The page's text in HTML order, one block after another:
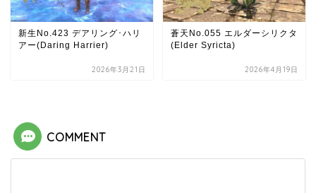
新生No.423 デアリング･ハリ
アー(Daring Harrier)
2026年3月21日
蒼天No.055 エルダーシリクタ
(Elder Syricta)
2026年4月19日
COMMENT